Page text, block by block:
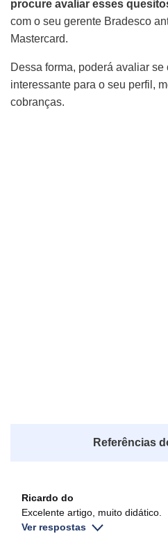
procure avaliar esses
com o seu gerente Bradesco
Mastercard.
Dessa forma, poderá avaliar
interessante para o seu perfil,
cobranças.
Referências
Ricardo do
Excelente artigo, muito didático.
Ver respostas